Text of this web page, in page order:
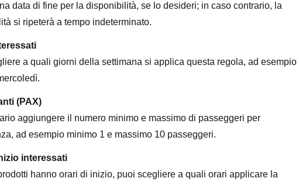
data di fine per la disponibilità, se lo desideri; in caso contrario, la
si ripeterà a tempo indeterminato.
a quali giorni della settimana si applica questa regola, ad esempio
(PAX)
aggiungere il numero minimo e massimo di passeggeri per
ad esempio minimo 1 e massimo 10 passeggeri.
interessati
hanno orari di inizio, puoi scegliere a quali orari applicare la